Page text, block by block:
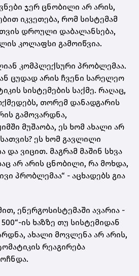
ჯერ ცნობილი არ არის,
იკვეთება, რომ სისტემამ
დროული დაბალანსება,
კოლაფსი გამოიწვია.
კომპლექსური პრობლემაა.
ცუდად არის ჩვენი სარელეო
სისტემების საქმე. რაღაც,
თორემ დანადგარის
გამოვარდნა,
მუშაობა, ეს ხომ ახალი არ
ეს ხომ გავლილი
და ვიცით. მაგრამ მაშინ სხვა
არ არის ცნობილი, რა მოხდა,
პრობლემაა“ - აცხადებს გია
ენერგოსისტემაში ავარია -
ის ხაზზე თუ სისტემიდან
ახალი მოვლენა არ არის,
რეაგირება